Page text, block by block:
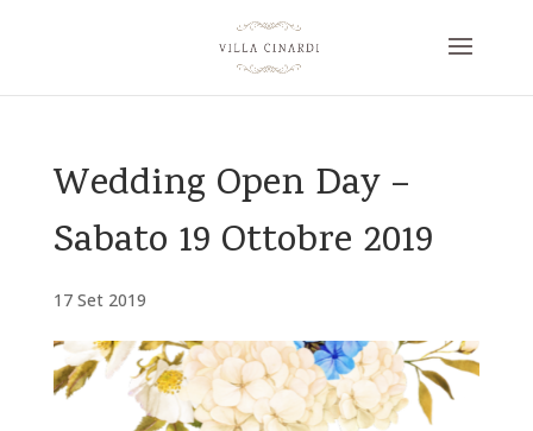
Wedding Open Day –
Sabato 19 Ottobre 2019
17 Set 2019